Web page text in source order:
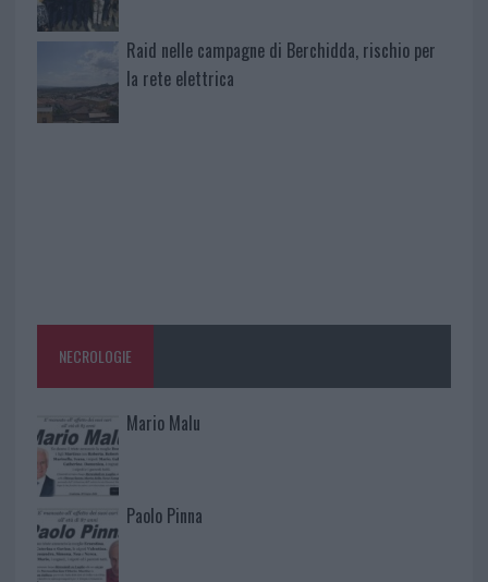
Raid nelle campagne di Berchidda, rischio per
la rete elettrica
NECROLOGIE
Mario Malu
Paolo Pinna